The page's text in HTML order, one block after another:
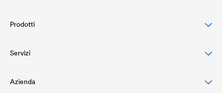
Protezione dei Tetti a Falda
Protezione e Design di Facciate
Protezione e Drenaggio di Tetti Piani
Prodotti
Membrane impermeabili traspiranti
Schermi barriera al vapore
Servizi
Download
Azienda